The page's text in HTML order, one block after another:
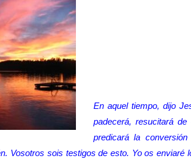
En aquel tiempo, dijo
padecerá, resucitará
predicará la
Vosotros sois testigos de esto. Yo os